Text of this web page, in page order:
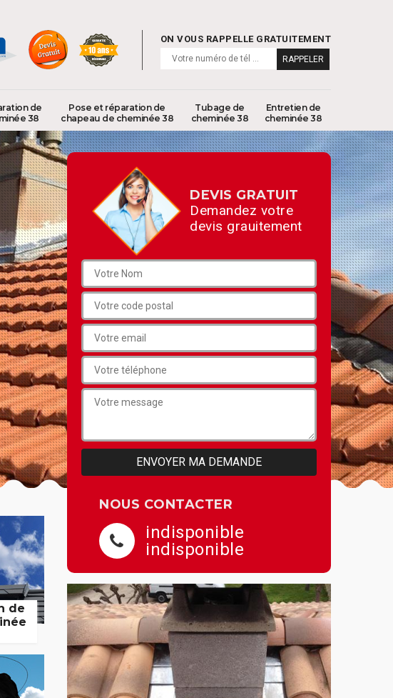
ON VOUS RAPPELLE GRATUITEMENT
de
38
Pose et réparation de
chapeau de cheminée 38
Tubage de
cheminée 38
Entretien de
cheminée 38
de
DEVIS GRATUIT
Demandez votre
devis grauitement
NOUS CONTACTER
indisponible
indisponible